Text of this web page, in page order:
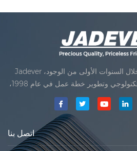
Jadever تأسست في يوليو، 1986. خلال السنوات الأولى من الوجود،
تقدمت شركتنا في الابتكار التكنولوجي وتطوير خطة عمل في عام 1998،
متى تلقت أول منتجاتنا موافقة من
تأسيس تقع من
اتصل بنا